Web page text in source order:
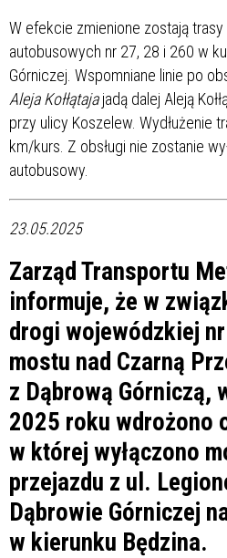
W efekcie zmienione zostają
autobusowych nr 27, 28 i 260 w
Górniczej. Wspomniane linie po
Aleja Kołłątajajadą dalej Aleją
przy ulicy Koszelew. Wydłużenie
km/kurs. Z obsługi nie zostanie
autobusowy.
23.05.2025
Zarząd Transportu
informuje, że w
drogi wojewódzkiej
mostu nad Czarną
z Dąbrową Górniczą,
2025 roku wdrożono
w której wyłączono
przejazdu z ul.
Dąbrowie Górniczej
w kierunku Będzina.